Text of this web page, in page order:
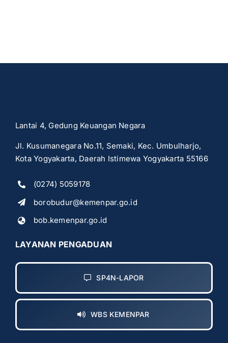
Lantai 4, Gedung Keuangan Negara
Jl. Kusumanegara No.11, Semaki, Kec. Umbulharjo,
Kota Yogyakarta, Daerah Istimewa Yogyakarta 55166
(0274) 5059178
borobudur@kemenpar.go.id
bob.kemenpar.go.id
LAYANAN PENGADUAN
SP4N-LAPOR
WBS KEMENPAR